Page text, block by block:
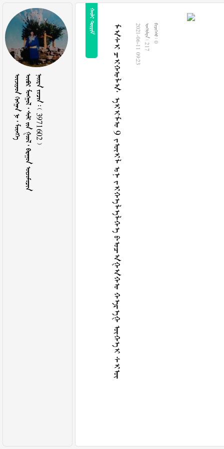
                3971602 
 
ᠮᠠᠰᠢ ᠴᠢᠬᠤᠯᠠ᠂ ᠡᠢᠢᠮᠤ 9 ᠵᠦᠢᠯ ‍ᠣᠨ ᠵᠢᠬᠡᠯᠡᠯᠬᠡ ᠪᠤᠴᠠᠭᠠᠬᠤ ᠬᠡᠷᠡᠭ ᠦᠬᠡᠢ ᠰᠢᠦ 2021-06-11 09:23  217  0